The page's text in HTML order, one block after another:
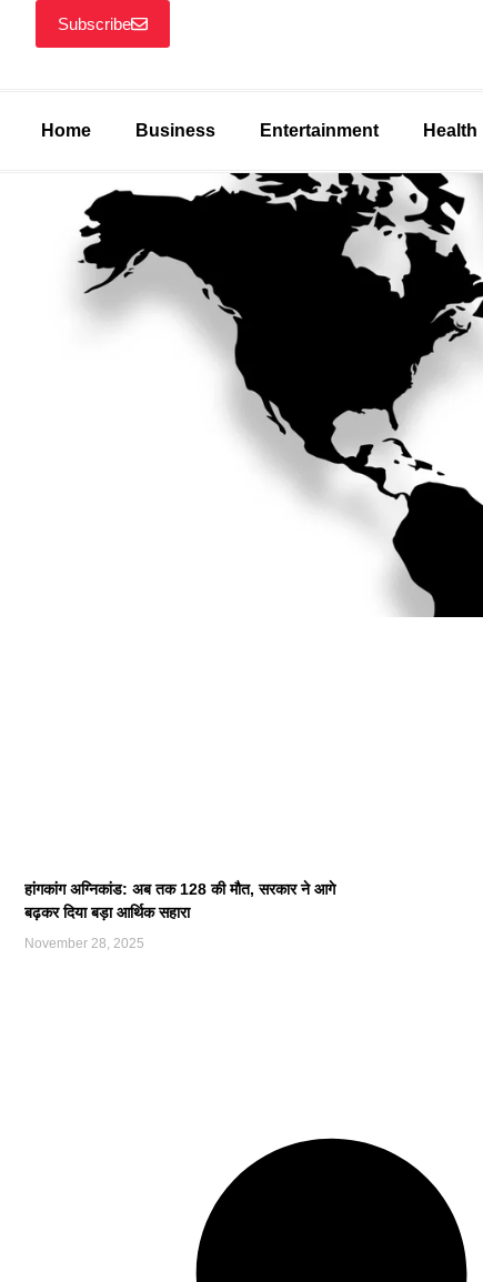
Subscribe
Home Business Entertainment Health
हांगकांग अग्निकांड: अब तक 128 की मौत, सरकार ने आगे
बढ़कर दिया बड़ा आर्थिक सहारा
November 28, 2025